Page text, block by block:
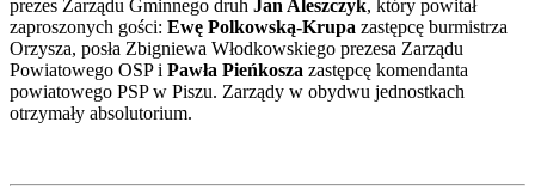
prezes Zarządu Gminnego druh Jan Aleszczyk, który powitał
zaproszonych gości: Ewę Polkowską-Krupa zastępcę burmistrza
Orzysza, posła Zbigniewa Włodkowskiego prezesa Zarządu
Powiatowego OSP i Pawła Pieńkosza zastępcę komendanta
powiatowego PSP w Piszu. Zarządy w obydwu jednostkach
otrzymały absolutorium.